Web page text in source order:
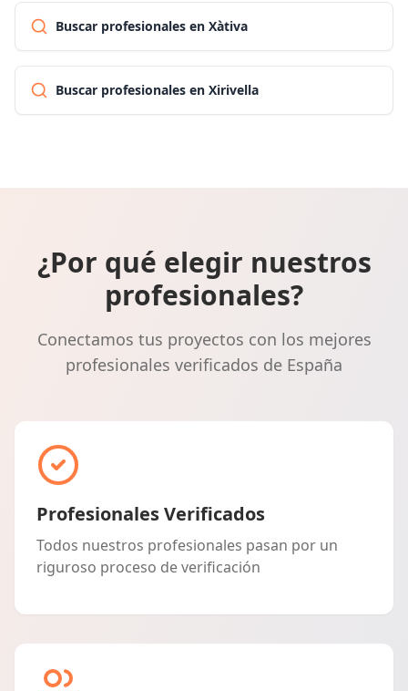
Buscar profesionales en Xàtiva
Buscar profesionales en Xirivella
¿Por qué elegir nuestros
profesionales?
Conectamos tus proyectos con los mejores
profesionales verificados de España
Profesionales Verificados
Todos nuestros profesionales pasan por un
riguroso proceso de verificación